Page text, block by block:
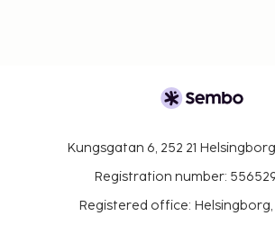
Kungsgatan 6, 252 21
Registration number:
Registered office: Helsingborg,